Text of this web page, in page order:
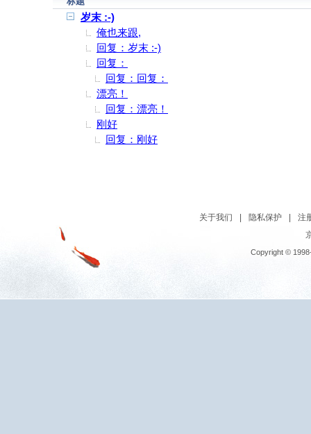
岁末 :-)
俺也来跟,
回复：岁末 :-)
回复：
回复：回复：
漂亮！
回复：漂亮！
刚好
回复：刚好
关于我们 隐私保护
注
Copyright ©